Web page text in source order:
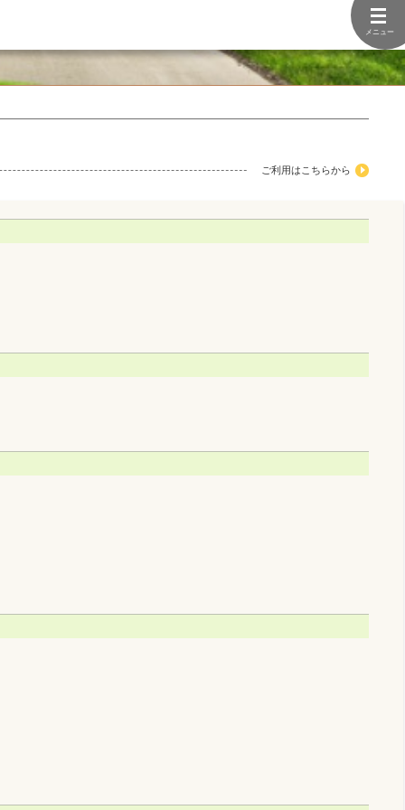
メニュー
ご利用はこちらから